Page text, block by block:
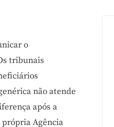
o
tribunais
não atende
após a
Agência